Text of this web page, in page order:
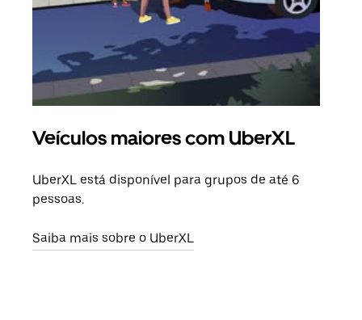
Veículos maiores com UberXL
UberXL está disponível para grupos de até 6
pessoas.
Saiba mais sobre o UberXL